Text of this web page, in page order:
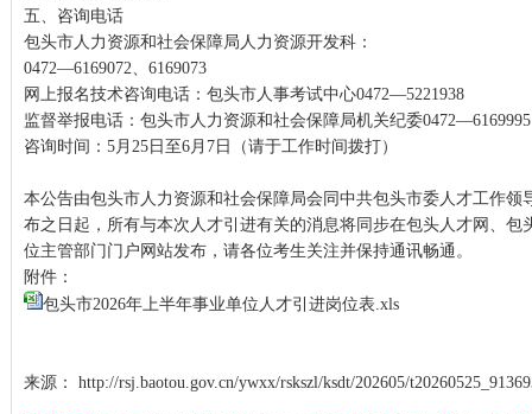
五、咨询电话
包头市人力资源和社会保障局人力资源开发科：
0472—6169072、6169073
网上报名技术咨询电话：包头市人事考试中心0472—5221938
监督举报电话：包头市人力资源和社会保障局机关纪委0472—6169995
咨询时间：5月25日至6月7日（请于工作时间拨打）
本公告由包头市人力资源和社会保障局会同中共包头市委人才工作领
布之日起，所有与本次人才引进有关的消息将同步在包头人才网、包
位主管部门门户网站发布，请各位考生关注并保持通讯畅通。
附件：
包头市2026年上半年事业单位人才引进岗位表.xls
来源： http://rsj.baotou.gov.cn/ywxx/rskszl/ksdt/202605/